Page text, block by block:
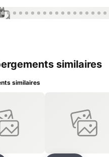
similaires
similaires